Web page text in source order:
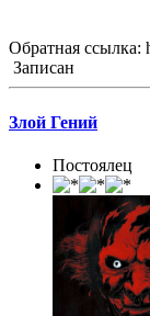
Обратная ссылка:
Записан
Злой Гений
Постоялец